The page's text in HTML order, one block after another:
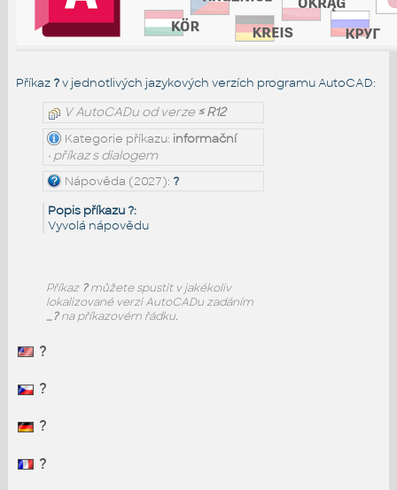
Příkaz ?v jednotlivých jazykových verzích programu AutoCAD:
V AutoCADu od verze≤ R12
Kategorie příkazu: informační
• příkaz s dialogem
Nápověda (2027): ?
Popis příkazu ?:
Vyvolá nápovědu
Příkaz ?můžete spustit v jakékoliv
lokalizované verzi AutoCADu zadáním
_?na příkazovém řádku.
?
?
?
?